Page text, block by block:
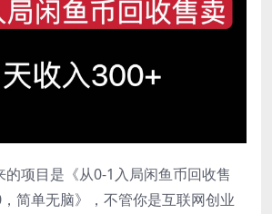
的项目是《从0-1入局闲鱼币回收售
简单无脑》，不管你是互联网创业